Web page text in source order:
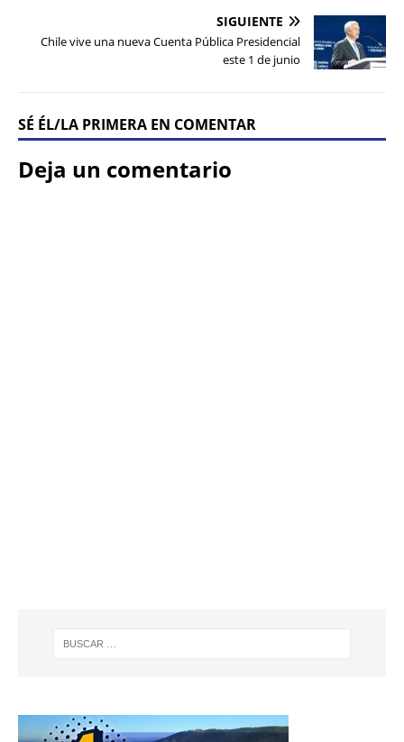
SIGUIENTE
Chile vive una nueva Cuenta Pública Presidencial
este 1 de junio
SÉ ÉL/LA PRIMERA EN COMENTAR
Deja un comentario